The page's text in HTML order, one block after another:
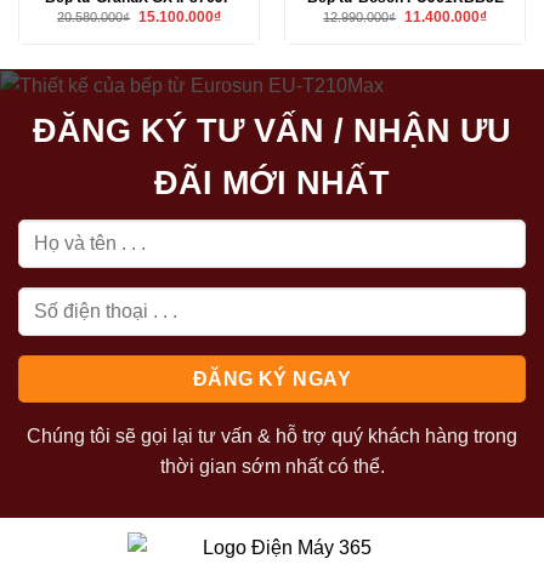
20.580.000₫ Giá
15.100.000₫Giá
15.100.000₫.
12.990.000₫ Giá
11.400.000₫Giá
ĐĂNG KÝ TƯ VẤN / NHẬN ƯU
ĐÃI MỚI NHẤT
Chúng tôi sẽ gọi lại tư vấn & hỗ trợ quý khách hàng trong
thời gian sớm nhất có thể.